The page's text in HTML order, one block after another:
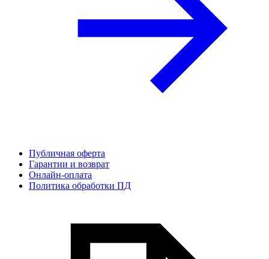
Публичная оферта
Гарантии и возврат
Онлайн-оплата
Политика обработки ПД